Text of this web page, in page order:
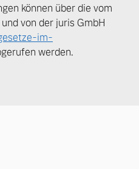
können über die vom
von der juris GmbH
im-
werden.